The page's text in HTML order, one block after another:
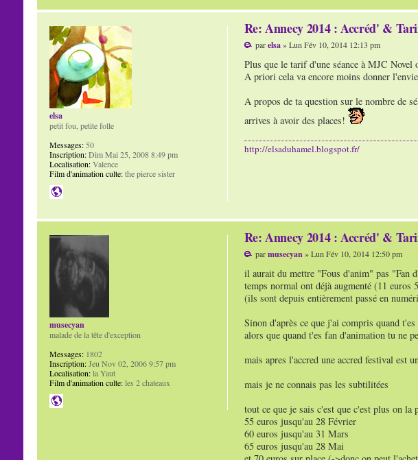
Re: Annecy 2014 : Accréd' &
parelsa» Lun Fév 10, 2014 12:13 pm
Plus que le tarif d'une séance à MJC
A priori cela va encore moins donner
A propos de ta question sur le nombre de
arrives à avoir des places!
http://elsaduhamel.blogspot.fr/
elsa
petit fou, petite folle
Messages:50
Inscription:Dim Mai 25, 2008 8:49 pm
Localisation:Valence
Film d'animation culte:the pierce sister
Re: Annecy 2014 : Accréd' &
parmusecyan » Lun Fév 10, 2014 12:50 pm
il aurait du mettre "Fous d'anim" pas "Fan
temps normal ont déjà augmenté (11 euros
(ils sont depuis entièrement passé en
Sinon d'après ce que j'ai compris quand
alors que quand t'es fan d'animation tu ne
mais apres l'accred une accred festival est
mais je ne connais pas les subtilitées
tout ce que je sais c'est que c'est plus on la
55 euros jusqu'au 28 Février
60 euros jusqu'au 31 Mars
65 euros jusqu'au 28 Mai
musecyan
malade de la tête d'exception
Messages:1802
Inscription:Jeu Nov 02, 2006 9:57 pm
Localisation:la Yaut
Film d'animation culte:les 2 chateaux